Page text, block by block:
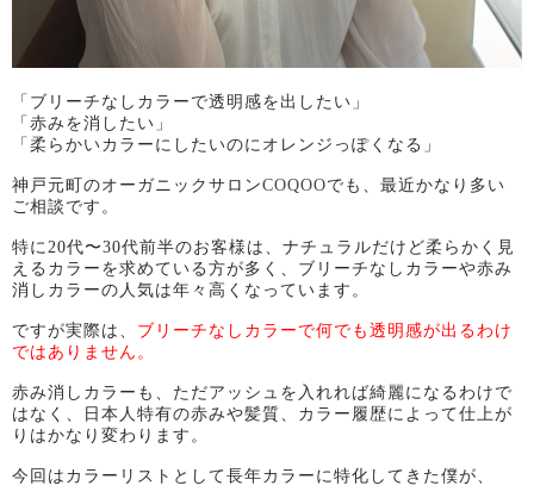
「ブリーチなしカラーで透明感を出したい」
「赤みを消したい」
「柔らかいカラーにしたいのにオレンジっぽくなる」
神戸元町のオーガニックサロンCOQOOでも、最近かなり多い
ご相談です。
特に20代〜30代前半のお客様は、ナチュラルだけど柔らかく見
えるカラーを求めている方が多く、ブリーチなしカラーや赤み
消しカラーの人気は年々高くなっています。
ですが実際は、 ブリーチなしカラーで何でも透明感が出るわけ
ではありません。
赤み消しカラーも、ただアッシュを入れれば綺麗になるわけで
はなく、日本人特有の赤みや髪質、カラー履歴によって仕上が
りはかなり変わります。
今回はカラーリストとして長年カラーに特化してきた僕が、